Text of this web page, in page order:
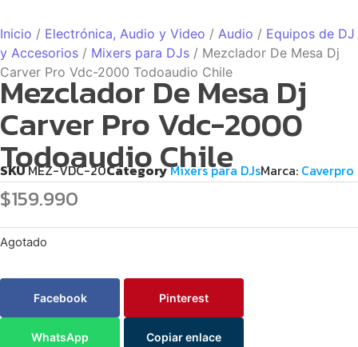
Inicio / Electrónica, Audio y Video / Audio / Equipos de DJ
y Accesorios / Mixers para DJs / Mezclador De Mesa Dj
Carver Pro Vdc-2000 Todoaudio Chile
Mezclador De Mesa Dj
Carver Pro Vdc-2000
Todoaudio Chile
SKUMEZ-VDC-20CategoryMixers para DJsMarca: Caverpro
$159.990
Agotado
Facebook Pinterest
WhatsApp Copiar enlace